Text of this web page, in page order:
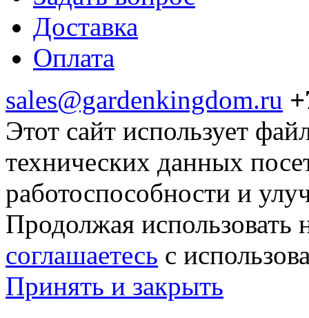
Доставка
Оплата
sales@gardenkingdom.ru
Этот сайт использует
технических данных
работоспособности и
Продолжая использовать
соглашаетесь с
Принять и закрыть